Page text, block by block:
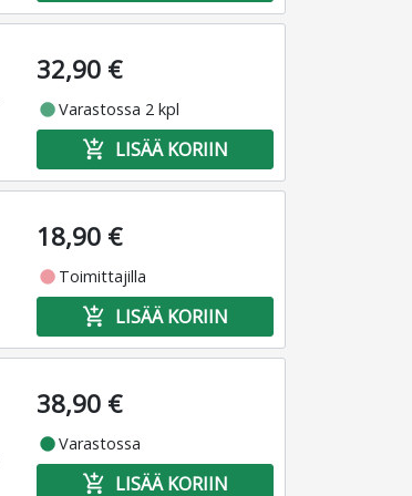
32,90 €
fiber_manual_recordVarastossa 2 kpl
add_shopping_cart LISÄÄ KORIIN
18,90 €
fiber_manual_record Toimittajilla
add_shopping_cart LISÄÄ KORIIN
38,90 €
fiber_manual_recordVarastossa
add_shopping_cart LISÄÄ KORIIN